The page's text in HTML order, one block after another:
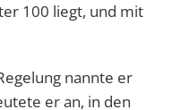
100 liegt, und mit
nannte er
er an, in den